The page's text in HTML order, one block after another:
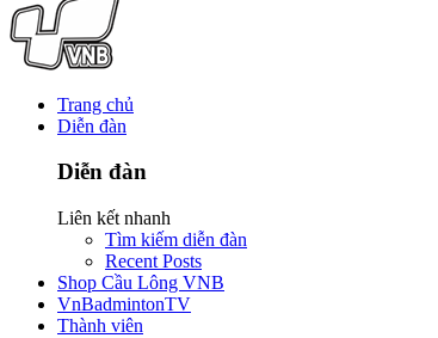
Trang chủ
Diễn đàn
Diễn đàn
Liên kết nhanh
Tìm kiếm diễn đàn
Recent Posts
Shop Cầu Lông VNB
VnBadmintonTV
Thành viên